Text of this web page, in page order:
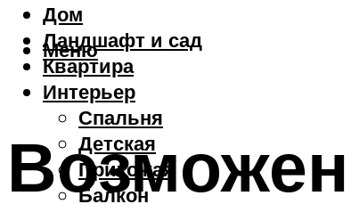
Дом
Ландшафт и сад
Квартира
Интерьер
Спальня
Детская
Прихожая
Балкон
Меню